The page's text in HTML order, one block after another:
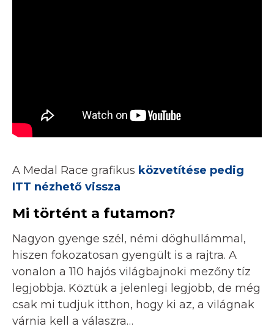
A Medal Race grafikus közvetítése pedig
ITT nézhető vissza
Mi történt a futamon?
Nagyon gyenge szél, némi döghullámmal,
hiszen fokozatosan gyengült is a rajtra. A
vonalon a 110 hajós világbajnoki mezőny tíz
legjobbja. Köztük a jelenlegi legjobb, de még
csak mi tudjuk itthon, hogy ki az, a világnak
várnia kell a válaszra…